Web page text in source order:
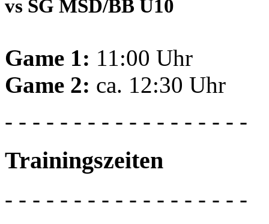
vs SG MSD/BB U10
Game 1: 11:00 Uhr
Game 2: ca. 12:30 Uhr
- - - - - - - - - - - - - - - - - -
Trainingszeiten
- - - - - - - - - - - - - - - - - -